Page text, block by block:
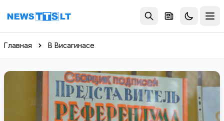
Перейти к содержимому
Главная В Висагинасе